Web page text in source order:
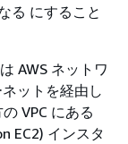
る にすること
AWS ネットワ
ットを経由し
VPC にある
EC2) インスタ